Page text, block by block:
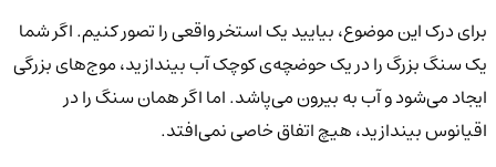
برای درک این موضوع، بیایید یک استخر واقعی را تصور کنیم. اگر شما
یک سنگ بزرگ را در یک حوضچه‌ی کوچک آب بیندازید، موج‌های بزرگی
ایجاد می‌شود و آب به بیرون می‌پاشد. اما اگر همان سنگ را در
اقیانوس بیندازید، هیچ اتفاق خاصی نمی‌افتد.